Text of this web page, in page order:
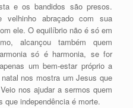
e os bandidos são presos.
velhinho abraçado com sua
ele. O equilíbrio não é só em
alcançou também quem
só é harmonia, se for
um bem-estar próprio a
nos mostra um Jesus que
nos ajudar a sermos quem
independência é morte.